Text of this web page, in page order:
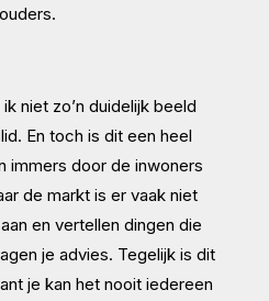
niet zo’n duidelijk beeld
En toch is dit een heel
immers door de inwoners
de markt is er vaak niet
en vertellen dingen die
je advies. Tegelijk is dit
je kan het nooit iedereen